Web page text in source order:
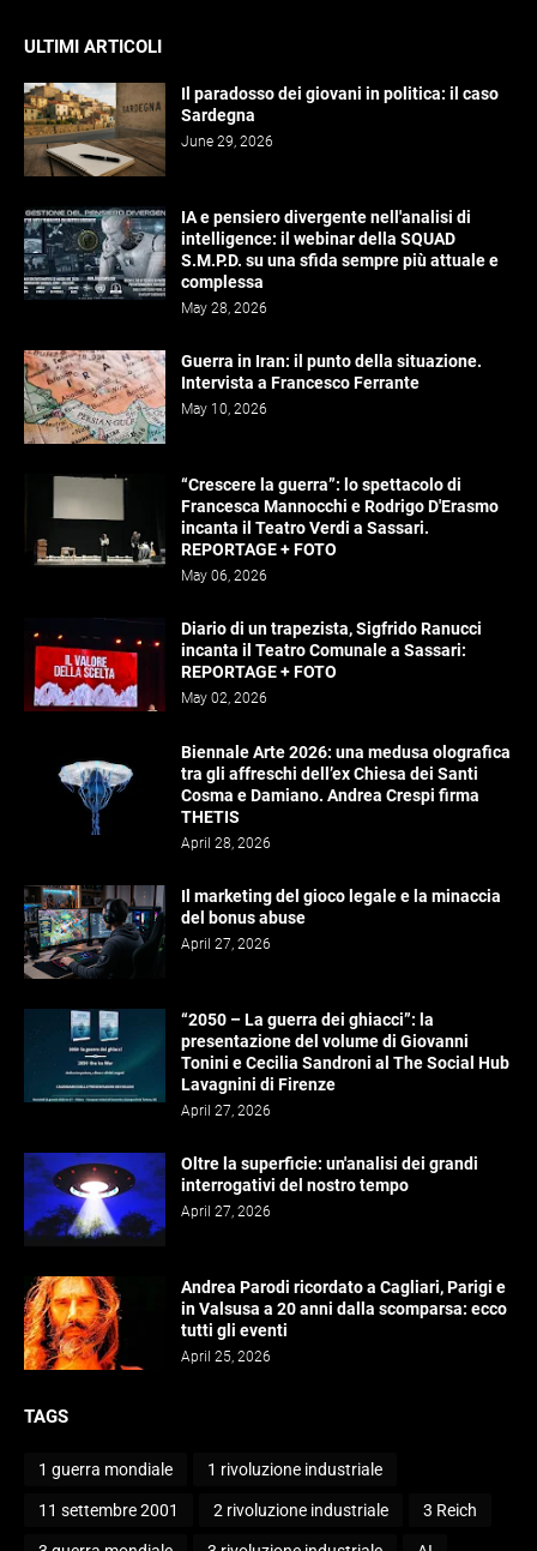
ULTIMI ARTICOLI
Il paradosso dei giovani in politica: il caso
Sardegna
June 29, 2026
IA e pensiero divergente nell'analisi di
intelligence: il webinar della SQUAD
S.M.P.D. su una sfida sempre più attuale e
complessa
May 28, 2026
Guerra in Iran: il punto della situazione.
Intervista a Francesco Ferrante
May 10, 2026
“Crescere la guerra”: lo spettacolo di
Francesca Mannocchi e Rodrigo D'Erasmo
incanta il Teatro Verdi a Sassari.
REPORTAGE + FOTO
May 06, 2026
Diario di un trapezista, Sigfrido Ranucci
incanta il Teatro Comunale a Sassari:
REPORTAGE + FOTO
May 02, 2026
Biennale Arte 2026: una medusa olografica
tra gli affreschi dell’ex Chiesa dei Santi
Cosma e Damiano. Andrea Crespi firma
THETIS
April 28, 2026
Il marketing del gioco legale e la minaccia
del bonus abuse
April 27, 2026
“2050 – La guerra dei ghiacci”: la
presentazione del volume di Giovanni
Tonini e Cecilia Sandroni al The Social Hub
Lavagnini di Firenze
April 27, 2026
Oltre la superficie: un'analisi dei grandi
interrogativi del nostro tempo
April 27, 2026
Andrea Parodi ricordato a Cagliari, Parigi e
in Valsusa a 20 anni dalla scomparsa: ecco
tutti gli eventi
April 25, 2026
TAGS
1 guerra mondiale 1 rivoluzione industriale
11 settembre 2001 2 rivoluzione industriale 3 Reich